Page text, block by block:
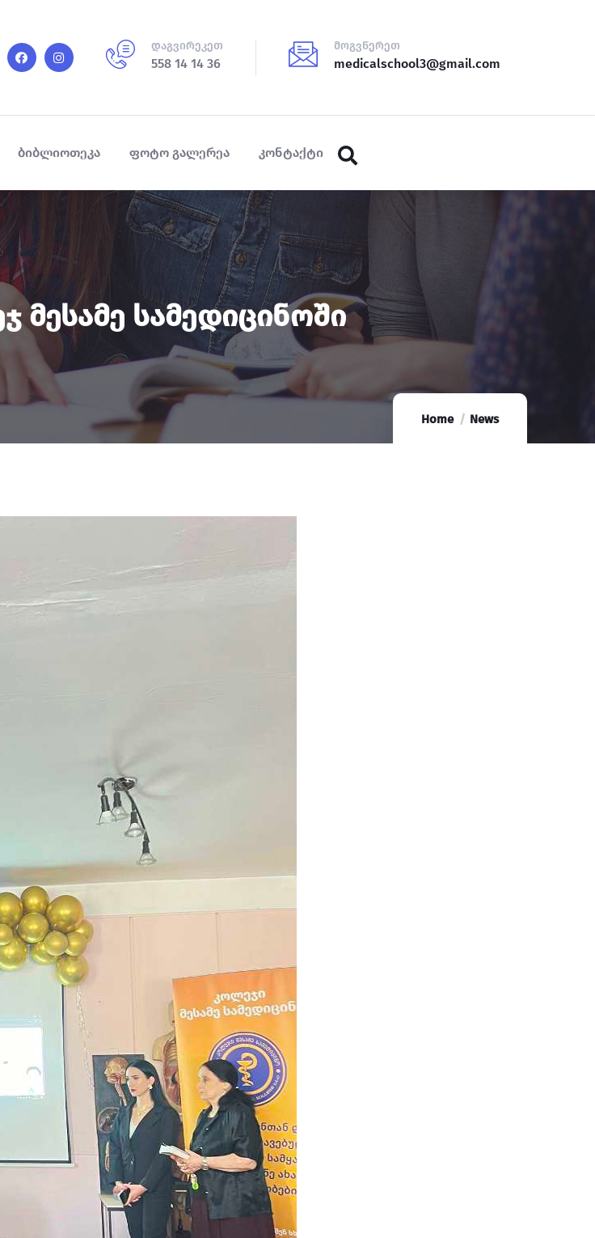
დაგვირეკეთ
558 14 14 36
მოგვწერეთ
medicalschool3@gmail.com
ბიბლიოთეკა ფოტო გალერეა კონტაქტი
Სამედიცინოში
Home News